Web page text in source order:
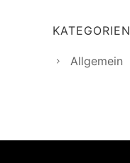
KATEGORIEN
Allgemein